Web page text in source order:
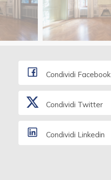
Condividi Facebook
Condividi Twitter
Condividi Linkedin